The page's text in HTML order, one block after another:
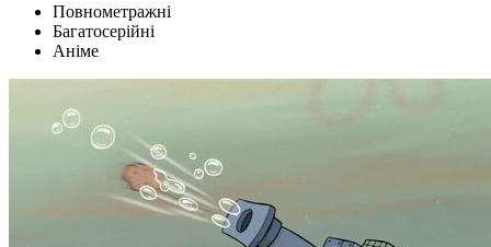
Повнометражні
Багатосерійні
Аніме